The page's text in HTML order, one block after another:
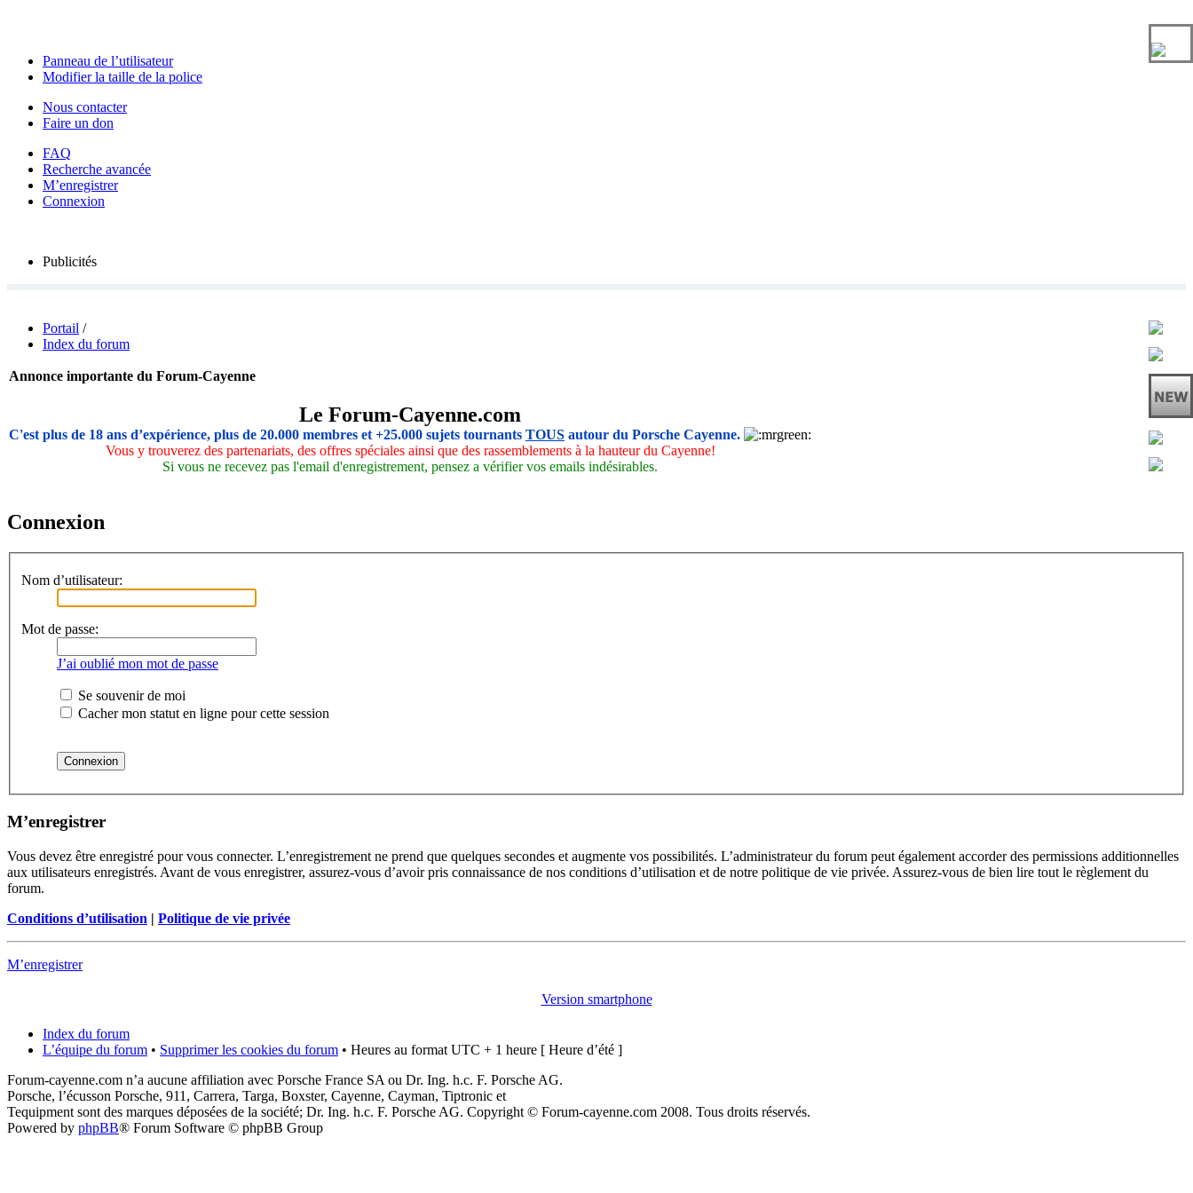
Panneau de l’utilisateur
Modifier la taille de la police
Nous contacter
Faire un don
FAQ
Recherche avancée
M’enregistrer
Connexion
Publicités
Portail /
Index du forum
Annonce importante du Forum-Cayenne
Le Forum-Cayenne.com
C'est plus de 18 ans d’expérience, plus de 20.000 membres et +25.000 sujets tournants TOUS autour du Porsche Cayenne.
Vous y trouverez des partenariats, des offres spéciales ainsi que des rassemblements à la hauteur du Cayenne!
Si vous ne recevez pas l'email d'enregistrement, pensez a vérifier vos emails indésirables.
Connexion
Nom d’utilisateur:
Mot de passe:
J’ai oublié mon mot de passe
Se souvenir de moi
Cacher mon statut en ligne pour cette session
M’enregistrer
Vous devez être enregistré pour vous connecter. L’enregistrement ne prend que quelques secondes et augmente vos possibilités. L’administrateur du forum peut également accorder des permissions additionnelles
aux utilisateurs enregistrés. Avant de vous enregistrer, assurez-vous d’avoir pris connaissance de nos conditions d’utilisation et de notre politique de vie privée. Assurez-vous de bien lire tout le règlement du
forum.
Conditions d’utilisation | Politique de vie privée
M’enregistrer
Version smartphone
Index du forum
L’équipe du forum • Supprimer les cookies du forum • Heures au format UTC + 1 heure [ Heure d’été ]
Forum-cayenne.com n’a aucune affiliation avec Porsche France SA ou Dr. Ing. h.c. F. Porsche AG.
Porsche, l’écusson Porsche, 911, Carrera, Targa, Boxster, Cayenne, Cayman, Tiptronic et
Tequipment sont des marques déposées de la société; Dr. Ing. h.c. F. Porsche AG. Copyright © Forum-cayenne.com 2008. Tous droits réservés.
Powered by phpBB® Forum Software © phpBB Group